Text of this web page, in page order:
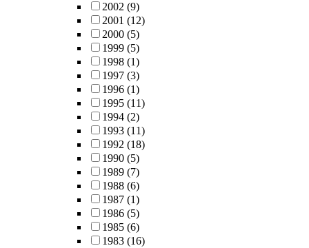
2002 (9)
2001 (12)
2000 (5)
1999 (5)
1998 (1)
1997 (3)
1996 (1)
1995 (11)
1994 (2)
1993 (11)
1992 (18)
1990 (5)
1989 (7)
1988 (6)
1987 (1)
1986 (5)
1985 (6)
1983 (16)